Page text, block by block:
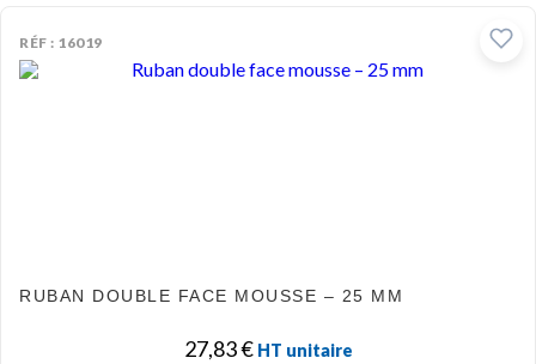
RÉF : 16019
RUBAN DOUBLE FACE MOUSSE – 25 MM
27,83€ HT unitaire